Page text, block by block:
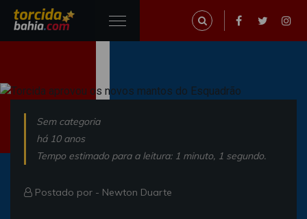
Sem categoria
há 10 anos
Tempo estimado para a leitura: 1 minuto, 1 segundo.
Postado por - Newton Duarte